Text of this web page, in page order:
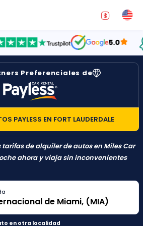
5.0
Preferenciales de
PAYLESS EN FORT LAUDERDALE
de alquiler de autos en Miles Car
ahora y viaja sin inconvenientes
en otra localidad